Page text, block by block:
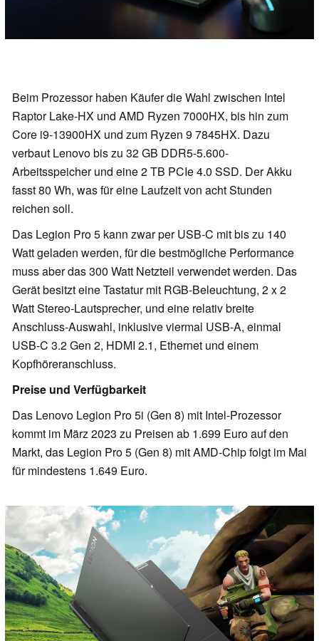
Beim Prozessor haben Käufer die Wahl zwischen Intel
Raptor Lake-HX und AMD Ryzen 7000HX, bis hin zum
Core i9-13900HX und zum Ryzen 9 7845HX. Dazu
verbaut Lenovo bis zu 32 GB DDR5-5.600-
Arbeitsspeicher und eine 2 TB PCIe 4.0 SSD. Der Akku
fasst 80 Wh, was für eine Laufzeit von acht Stunden
reichen soll.
Das Legion Pro 5 kann zwar per USB-C mit bis zu 140
Watt geladen werden, für die bestmögliche Performance
muss aber das 300 Watt Netzteil verwendet werden. Das
Gerät besitzt eine Tastatur mit RGB-Beleuchtung, 2 x 2
Watt Stereo-Lautsprecher, und eine relativ breite
Anschluss-Auswahl, inklusive viermal USB-A, einmal
USB-C 3.2 Gen 2, HDMI 2.1, Ethernet und einem
Kopfhöreranschluss.
Preise und Verfügbarkeit
Das Lenovo Legion Pro 5i (Gen 8) mit Intel-Prozessor
kommt im März 2023 zu Preisen ab 1.699 Euro auf den
Markt, das Legion Pro 5 (Gen 8) mit AMD-Chip folgt im Mai
für mindestens 1.649 Euro.